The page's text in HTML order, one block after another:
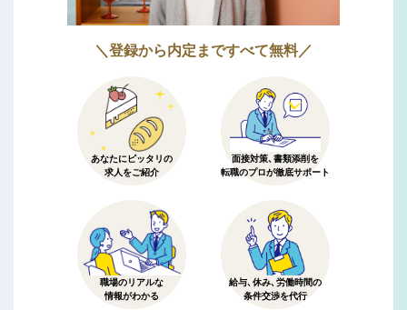
＼登録から内定まですべて無料／
あなたにピッタリの
求人をご紹介
面接対策、書類添削を
転職のプロが徹底サポート
職場のリアルな
情報がわかる
給与、休み、労働時間の
条件交渉を代行